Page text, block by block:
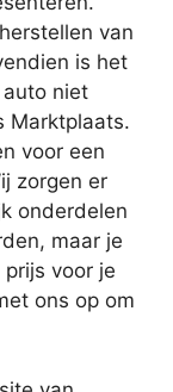
van
is het
niet
Marktplaats.
voor een
zorgen er
onderdelen
maar je
voor je
ons op om